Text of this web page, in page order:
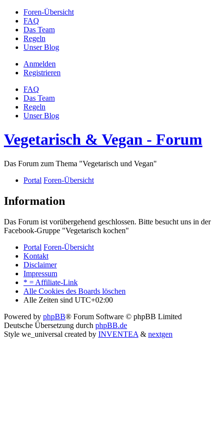
Foren-Übersicht
FAQ
Das Team
Regeln
Unser Blog
Anmelden
Registrieren
FAQ
Das Team
Regeln
Unser Blog
Vegetarisch & Vegan - Forum
Das Forum zum Thema "Vegetarisch und Vegan"
Portal Foren-Übersicht
Information
Das Forum ist vorübergehend geschlossen. Bitte besucht uns in der
Facebook-Gruppe "Vegetarisch kochen"
Portal Foren-Übersicht
Kontakt
Disclaimer
Impressum
* = Affiliate-Link
Alle Cookies des Boards löschen
Alle Zeiten sind UTC+02:00
Powered by phpBB® Forum Software © phpBB Limited
Deutsche Übersetzung durch phpBB.de
Style we_universal created by INVENTEA & nextgen